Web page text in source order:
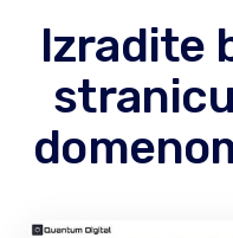
Izradite